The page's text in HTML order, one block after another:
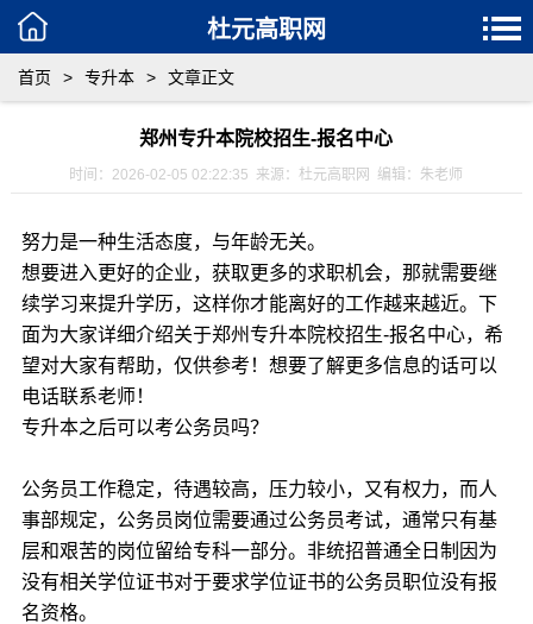
杜元高职网
首页 > 专升本 > 文章正文
郑州专升本院校招生-报名中心
时间：2026-02-05 02:22:35 来源：杜元高职网 编辑：朱老师
努力是一种生活态度，与年龄无关。
想要进入更好的企业，获取更多的求职机会，那就需要继
续学习来提升学历，这样你才能离好的工作越来越近。下
面为大家详细介绍关于郑州专升本院校招生-报名中心，希
望对大家有帮助，仅供参考！想要了解更多信息的话可以
电话联系老师！
专升本之后可以考公务员吗？
公务员工作稳定，待遇较高，压力较小，又有权力，而人
事部规定，公务员岗位需要通过公务员考试，通常只有基
层和艰苦的岗位留给专科一部分。非统招普通全日制因为
没有相关学位证书对于要求学位证书的公务员职位没有报
名资格。